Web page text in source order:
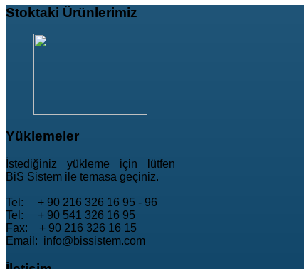
Stoktaki Ürünlerimiz
Yüklemeler
İstediğiniz yükleme için lütfen
BiS Sistem ile temasa geçiniz.
Tel: + 90 216 326 16 95 - 96
Tel: + 90 541 326 16 95
Fax: + 90 216 326 16 15
Email: info@bissistem.com